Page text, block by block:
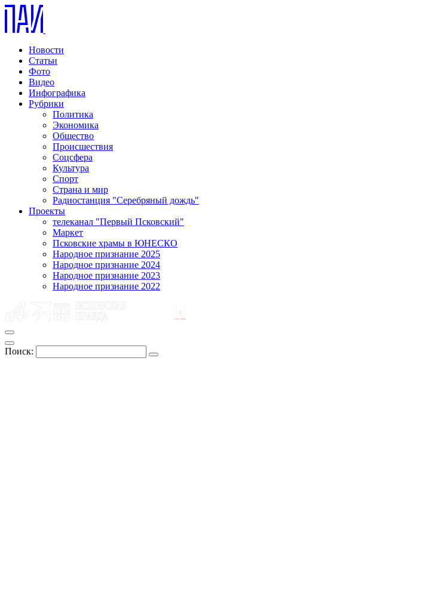
Новости
Статьи
Фото
Видео
Инфографика
Рубрики
Политика
Экономика
Общество
Происшествия
Соцсфера
Культура
Спорт
Страна и мир
Радиостанция "Серебряный дождь"
Проекты
телеканал "Первый Псковский"
Маркет
Псковские храмы в ЮНЕСКО
Народное признание 2025
Народное признание 2024
Народное признание 2023
Народное признание 2022
Поиск: